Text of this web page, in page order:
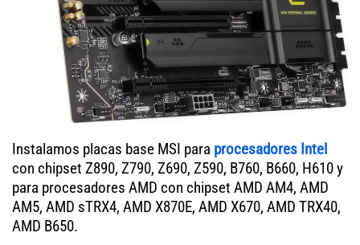
Instalamos placas base MSI para procesadores Intel
con chipset Z890, Z790, Z690, Z590, B760, B660, H610 y
para procesadores AMD con chipset AMD AM4, AMD
AM5, AMD sTRX4, AMD X870E, AMD X670, AMD TRX40,
AMD B650.